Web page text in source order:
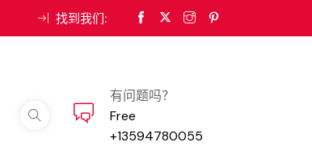
找到我们:
有问题吗？
Free
+13594780055